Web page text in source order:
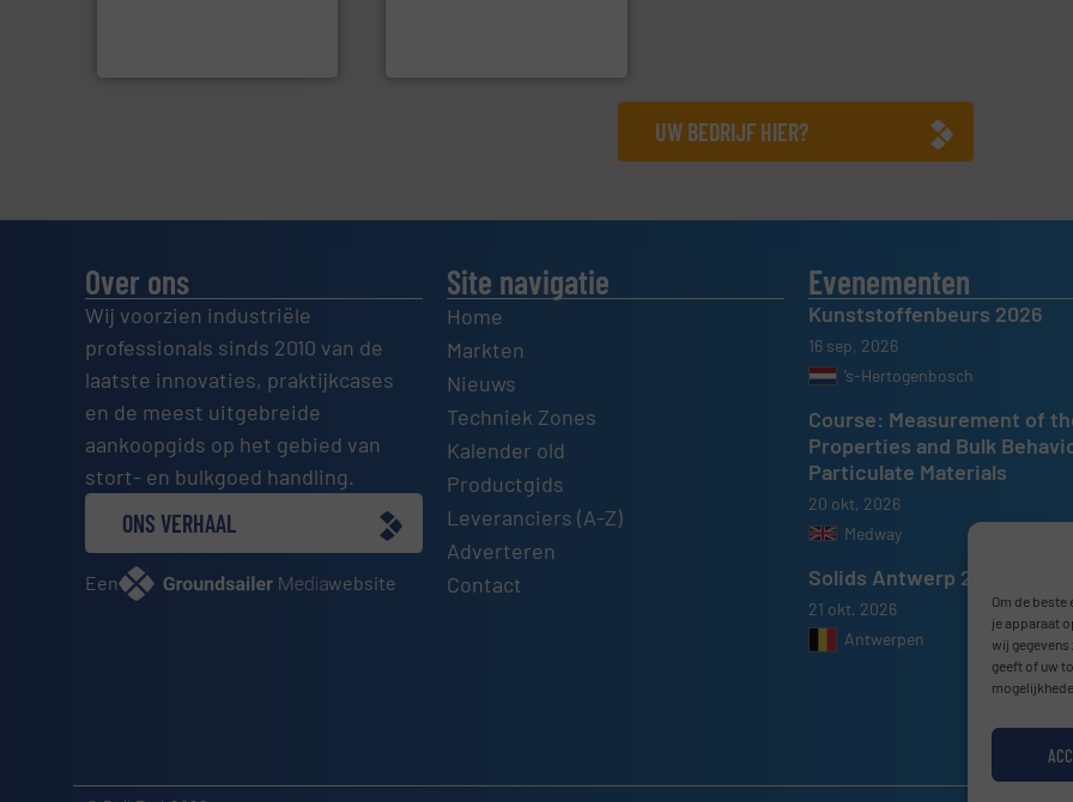
Om de
je apparaat
wij gegevens
geeft of uw
UW BEDRIJF HIER?
Over ons
Wij voorzien industriële
professionals sinds 2010 van de
laatste innovaties, praktijkcases
en de meest uitgebreide
aankoopgids op het gebied van
stort- en bulkgoed handling.
ONS VERHAAL
Een website
Site navigatie
Home
Markten
Nieuws
Techniek Zones
Kalender old
Productgids
Leveranciers (A-Z)
Adverteren
Contact
Evenementen
Kunststoffenbeurs 2026
16 sep, 2026
’s-Hertogenbosch
Course: Measurement of
Properties and Bulk
Particulate Materials
20 okt, 2026
Medway
Solids Antwerp 2026
21 okt, 2026
Antwerpen